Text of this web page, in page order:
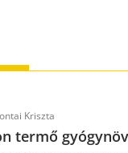
Kriszta
termő